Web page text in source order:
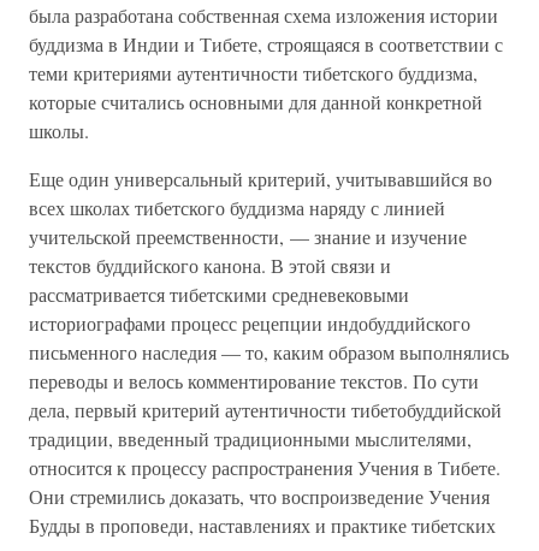
была разработана собственная схема изложения истории
буддизма в Индии и Тибете, строящаяся в соответствии с
теми критериями аутентичности тибетского буддизма,
которые считались основными для данной конкретной
школы.
Еще один универсальный критерий, учитывавшийся во
всех школах тибетского буддизма наряду с линией
учительской преемственности, — знание и изучение
текстов буддийского канона. В этой связи и
рассматривается тибетскими средневековыми
историографами процесс рецепции индобуддийского
письменного наследия — то, каким образом выполнялись
переводы и велось комментирование текстов. По сути
дела, первый критерий аутентичности тибетобуддийской
традиции, введенный традиционными мыслителями,
относится к процессу распространения Учения в Тибете.
Они стремились доказать, что воспроизведение Учения
Будды в проповеди, наставлениях и практике тибетских